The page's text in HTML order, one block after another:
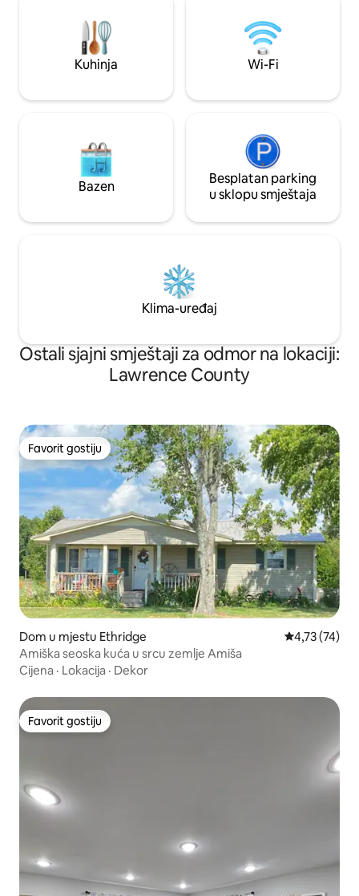
prirodom i kozama, ovaj smještaj je
poseban i dizajniran za opuštanje,
ponovno povezivanje i stvaranje trajnih
uspomena.
Potrebno je
četiri točka
privatno i samo za
pušenje 21 +
Kuhinja Wi-Fi
Bazen
Besplatan parking
u sklopu smještaja
Klima-uređaj
Ostali sjajni smještaji za odmor na lokaciji:
Lawrence County
Favorit gostiju
Favorit gostiju
Dom u mjestu Ethridge Prosječna
4,73 (74)
Amiška seoska kuća u srcu zemlje Amiša
Cijena · Lokacija · Dekor
Favorit gostiju
Favorit gostiju